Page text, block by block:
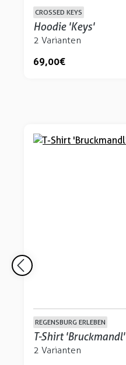
CROSSED KEYS
Hoodie 'Keys'
2 Varianten
69,00 €
REGENSBURG ERLEBEN
T-Shirt 'Bruckmandl'
2 Varianten